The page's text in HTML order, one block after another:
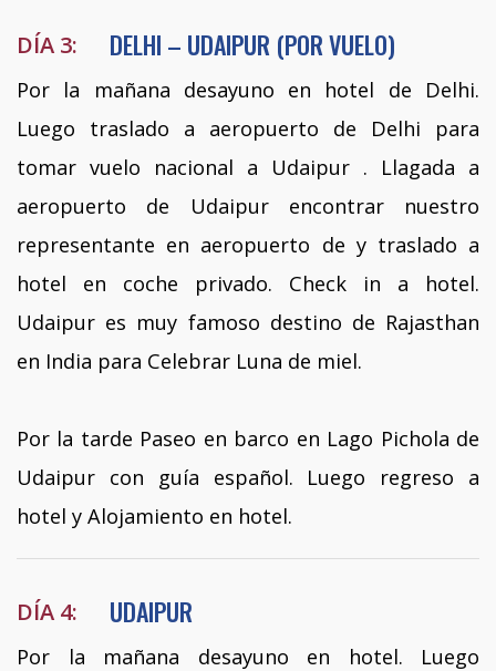
DÍA 3: DELHI – UDAIPUR (POR VUELO)
Por la mañana desayuno en hotel de Delhi.
Luego traslado a aeropuerto de Delhi para
tomar vuelo nacional a Udaipur . Llagada a
aeropuerto de Udaipur encontrar nuestro
representante en aeropuerto de y traslado a
hotel en coche privado. Check in a hotel.
Udaipur es muy famoso destino de Rajasthan
en India para Celebrar Luna de miel.
Por la tarde Paseo en barco en Lago Pichola de
Udaipur con guía español. Luego regreso a
hotel y Alojamiento en hotel.
DÍA 4: UDAIPUR
Por la mañana desayuno en hotel. Luego